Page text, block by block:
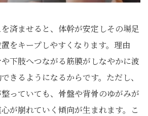
済ませると、体幹が安定しその場足
をキープしやすくなります。理由
下肢へつながる筋膜がしなやかに波
きるようになるからです。ただし、
っていても、骨盤や背骨のゆがみが
が崩れていく傾向が生まれます。こ